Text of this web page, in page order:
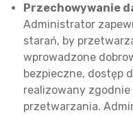
Przechowywanie
Administrator
starań, by
wprowadzone
bezpieczne, dostęp
realizowany
przetwarzania.